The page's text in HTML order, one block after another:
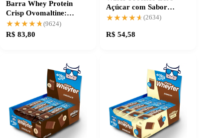
Barra Whey Protein
Crisp Ovomaltine:
Energia sem complicação
★★★★★
★★★★★ (9624)
R$ 83,80
Açúcar com Sabor
Incrível Cookies
★★★★★
★★★★★(2634)
R$ 54,58